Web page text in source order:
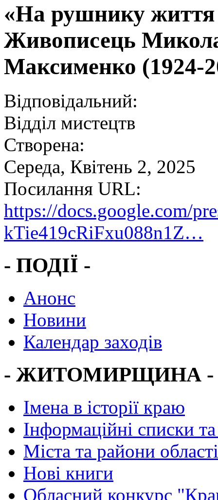
«На рушнику
Живописець
Максименко (1924-
Відповідальний:
Відділ мистецтв
Створена:
Середа, Квітень 2, 2025
Посилання URL:
https://docs.google.com/
kTie419cRiFxu088n1Z…
- ПОДІЇ -
Анонс
Новини
Календар заходів
- ЖИТОМИРЩИНА -
Імена в історії краю
Інформаційні списки
Міста та райони області
Нові книги
Обласний конкурс